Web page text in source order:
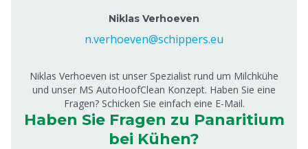
Niklas Verhoeven
n.verhoeven@schippers.eu
Niklas Verhoeven ist unser Spezialist rund um Milchkühe
und unser MS AutoHoofClean Konzept. Haben Sie eine
Fragen? Schicken Sie einfach eine E-Mail.
Haben Sie Fragen zu Panaritium
bei Kühen?